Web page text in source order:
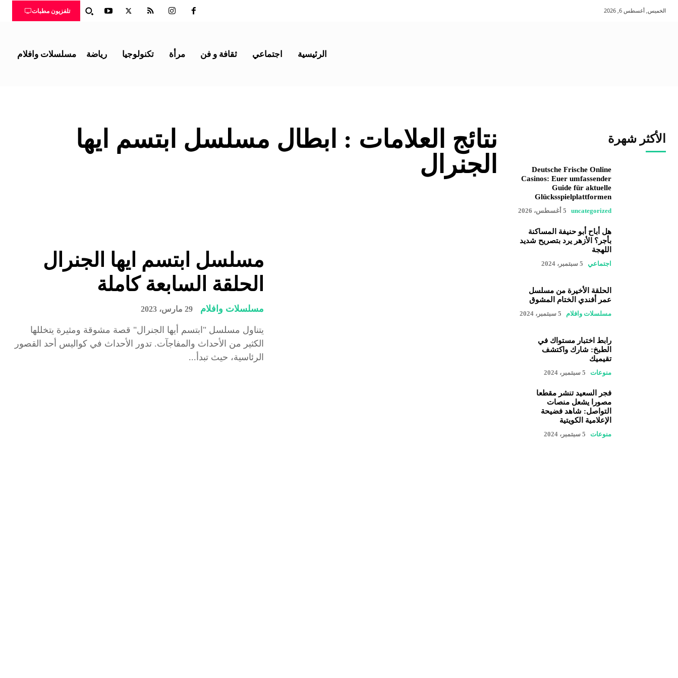
تلفزيون مطبات الخميس, أغسطس 6, 2026
الرئيسية اجتماعي ثقافة و فن مرأة تكنولوجيا رياضة مسلسلات وافلام
نتائج العلامات : ابطال مسلسل ابتسم ايها
الجنرال
مسلسل ابتسم ايها الجنرال
الحلقة السابعة كاملة
مسلسلات وافلام 29 مارس، 2023
يتناول مسلسل "ابتسم أيها الجنرال" قصة مشوقة ومثيرة يتخللها
الكثير من الأحداث والمفاجآت. تدور الأحداث في كواليس أحد القصور
الرئاسية، حيث تبدأ...
الأكثر شهرة
Deutsche Frische Online
Casinos: Euer umfassender
Guide für aktuelle
Glücksspielplattformen
uncategorized 5 أغسطس، 2026
هل أباح أبو حنيفة المساكنة
بأجر؟ الأزهر يرد بتصريح شديد
اللهجة
اجتماعي 5 سبتمبر، 2024
الحلقة الأخيرة من مسلسل
عمر أفندي الختام المشوق
مسلسلات وافلام 5 سبتمبر، 2024
رابط اختبار مستواك في
الطبخ: شارك واكتشف
تقيميك
منوعات 5 سبتمبر، 2024
فجر السعيد تنشر مقطعا
مصورا يشعل منصات
التواصل: شاهد فضيحة
الإعلامية الكويتية
منوعات 5 سبتمبر، 2024